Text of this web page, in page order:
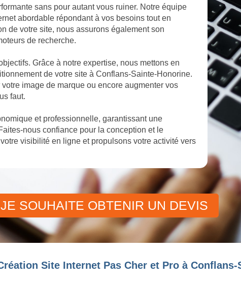
sans pour autant vous ruiner. Notre équipe
abordable répondant à vos besoins tout en
de votre site, nous assurons également son
de recherche.
Grâce à notre expertise, nous mettons en
de votre site à Conflans-Sainte-Honorine.
image de marque ou encore augmenter vos
faut.
et professionnelle, garantissant une
nous confiance pour la conception et le
visibilité en ligne et propulsons votre activité vers
JE SOUHAITE OBTENIR UN DEVIS
Site Internet Pas Cher et Pro à Conflans-